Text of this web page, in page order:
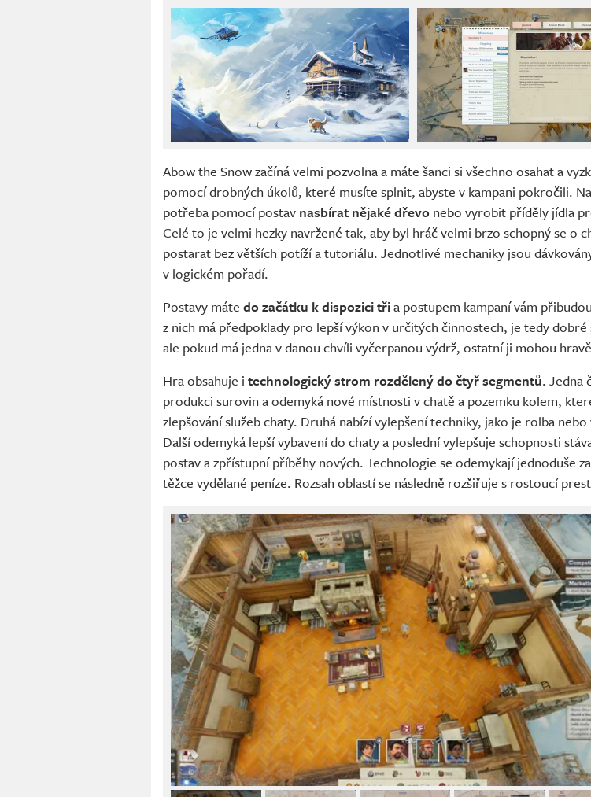
Abow the Snow začíná velmi pozvolna a máte šanci si všechno osahat a
pomocí drobných úkolů, které musíte splnit, abyste v kampani pokročili.
potřeba pomocí postav nasbírat nějaké dřevo nebo vyrobit příděly jídla
Celé to je velmi hezky navržené tak, aby byl hráč velmi brzo schopný se o
postarat bez větších potíží a tutoriálu. Jednotlivé mechaniky jsou
v logickém pořadí.
Postavy máte do začátku k dispozici třia postupem kampaní vám
z nich má předpoklady pro lepší výkon v určitých činnostech, je tedy
ale pokud má jedna v danou chvíli vyčerpanou výdrž, ostatní ji mohou
Hra obsahuje i technologický strom rozdělený do čtyř segmentů. Jedna
produkci surovin a odemyká nové místnosti v chatě a pozemku kolem,
zlepšování služeb chaty. Druhá nabízí vylepšení techniky, jako je rolba
Další odemyká lepší vybavení do chaty a poslední vylepšuje schopnosti
postav a zpřístupní příběhy nových. Technologie se odemykají jednoduše
těžce vydělané peníze. Rozsah oblastí se následně rozšiřuje s rostoucí